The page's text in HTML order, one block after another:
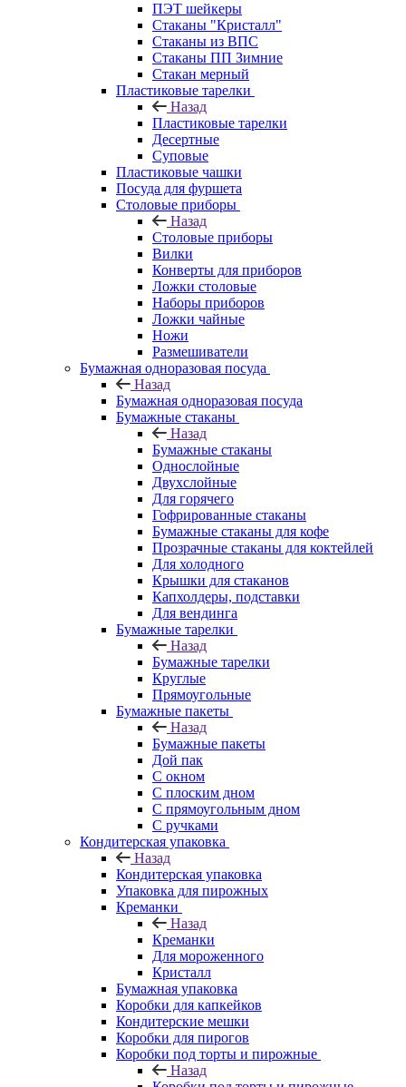
ПЭТ шейкеры
Стаканы "Кристалл"
Стаканы из ВПС
Стаканы ПП Зимние
Стакан мерный
Пластиковые тарелки
Назад
Пластиковые тарелки
Десертные
Суповые
Пластиковые чашки
Посуда для фуршета
Столовые приборы
Назад
Столовые приборы
Вилки
Конверты для приборов
Ложки столовые
Наборы приборов
Ложки чайные
Ножи
Размешиватели
Бумажная одноразовая посуда
Назад
Бумажная одноразовая посуда
Бумажные стаканы
Назад
Бумажные стаканы
Однослойные
Двухслойные
Для горячего
Гофрированные стаканы
Бумажные стаканы для кофе
Прозрачные стаканы для коктейлей
Для холодного
Крышки для стаканов
Капхолдеры, подставки
Для вендинга
Бумажные тарелки
Назад
Бумажные тарелки
Круглые
Прямоугольные
Бумажные пакеты
Назад
Бумажные пакеты
Дой пак
С окном
С плоским дном
С прямоугольным дном
С ручками
Кондитерская упаковка
Назад
Кондитерская упаковка
Упаковка для пирожных
Креманки
Назад
Креманки
Для мороженного
Кристалл
Бумажная упаковка
Коробки для капкейков
Кондитерские мешки
Коробки для пирогов
Коробки под торты и пирожные
Назад